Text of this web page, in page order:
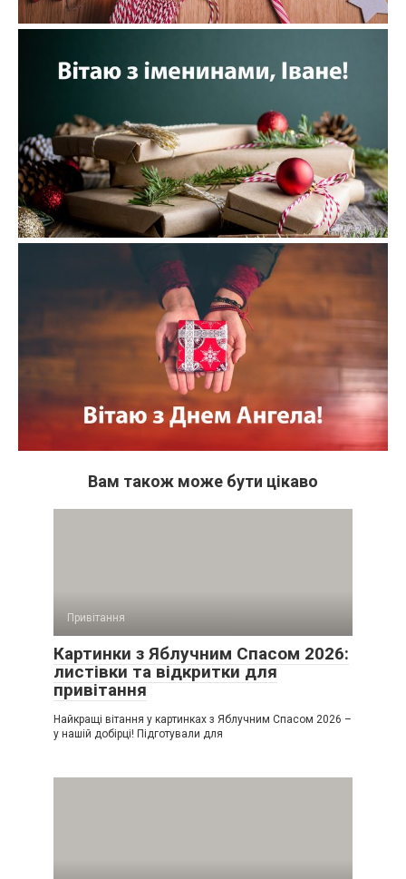
Вам також може бути цікаво
Привітання
Картинки з Яблучним Спасом 2026:
листівки та відкритки для
привітання
Найкращі вітання у картинках з Яблучним Спасом 2026 –
у нашій добірці! Підготували для